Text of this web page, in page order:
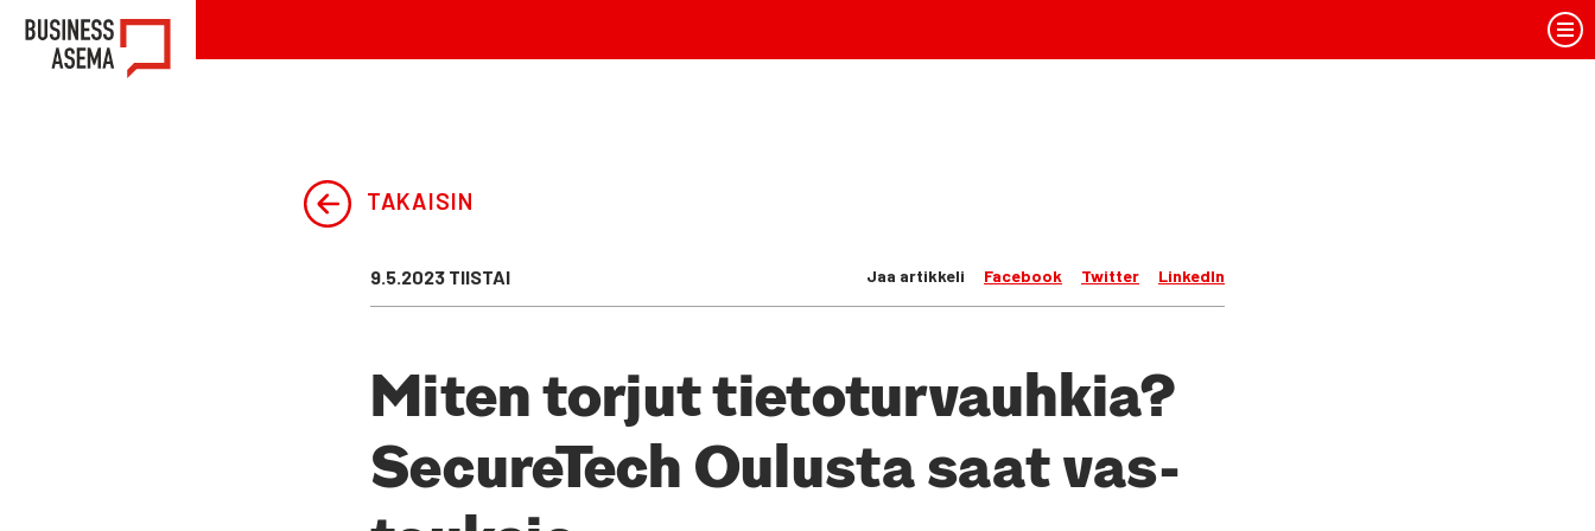
TAKAISIN
Julkaistu
9.5.2023 TIISTAI Jaa artikkeli Facebook Twitter LinkedIn
Miten tor­jut tie­to­tur­vauh­kia?
Secu­re­Tech Oulus­ta saat vas­